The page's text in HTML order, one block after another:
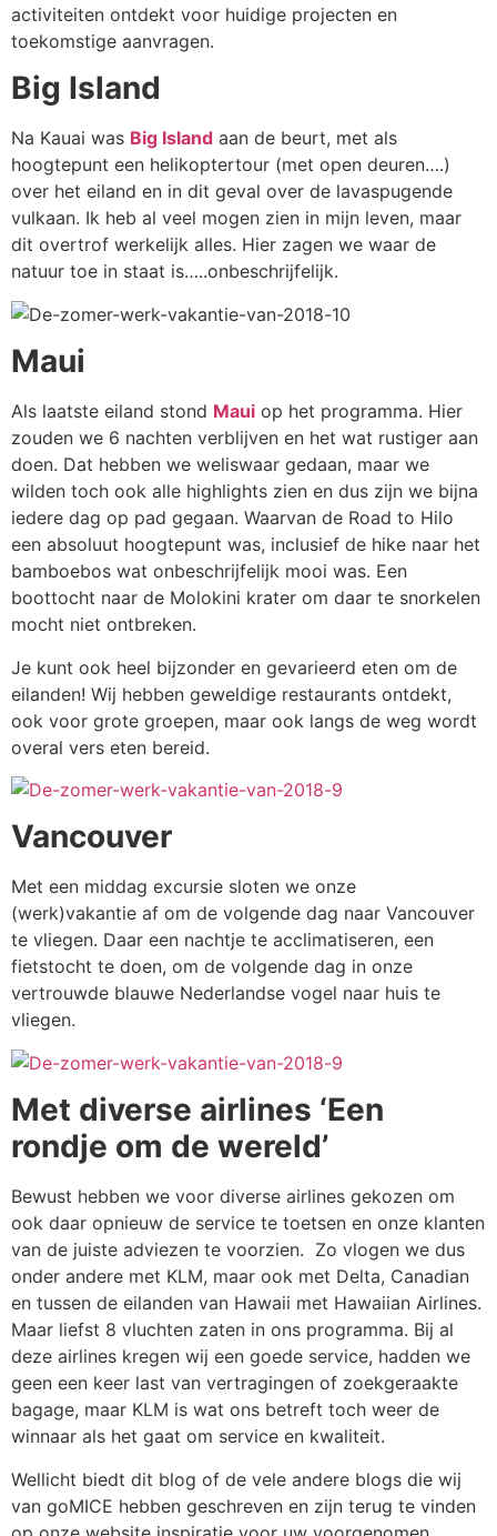
activiteiten ontdekt voor huidige projecten en
toekomstige aanvragen.
Big Island
Na Kauai was Big Island aan de beurt, met als
hoogtepunt een helikoptertour (met open deuren….)
over het eiland en in dit geval over de lavaspugende
vulkaan. Ik heb al veel mogen zien in mijn leven, maar
dit overtrof werkelijk alles. Hier zagen we waar de
natuur toe in staat is…..onbeschrijfelijk.
Maui
Als laatste eiland stond Maui op het programma. Hier
zouden we 6 nachten verblijven en het wat rustiger aan
doen. Dat hebben we weliswaar gedaan, maar we
wilden toch ook alle highlights zien en dus zijn we bijna
iedere dag op pad gegaan. Waarvan de Road to Hilo
een absoluut hoogtepunt was, inclusief de hike naar het
bamboebos wat onbeschrijfelijk mooi was. Een
boottocht naar de Molokini krater om daar te snorkelen
mocht niet ontbreken.
Je kunt ook heel bijzonder en gevarieerd eten om de
eilanden! Wij hebben geweldige restaurants ontdekt,
ook voor grote groepen, maar ook langs de weg wordt
overal vers eten bereid.
Vancouver
Met een middag excursie sloten we onze
(werk)vakantie af om de volgende dag naar Vancouver
te vliegen. Daar een nachtje te acclimatiseren, een
fietstocht te doen, om de volgende dag in onze
vertrouwde blauwe Nederlandse vogel naar huis te
vliegen.
Met diverse airlines ‘Een
rondje om de wereld’
Bewust hebben we voor diverse airlines gekozen om
ook daar opnieuw de service te toetsen en onze klanten
van de juiste adviezen te voorzien. Zo vlogen we dus
onder andere met KLM, maar ook met Delta, Canadian
en tussen de eilanden van Hawaii met Hawaiian Airlines.
Maar liefst 8 vluchten zaten in ons programma. Bij al
deze airlines kregen wij een goede service, hadden we
geen een keer last van vertragingen of zoekgeraakte
bagage, maar KLM is wat ons betreft toch weer de
winnaar als het gaat om service en kwaliteit.
Wellicht biedt dit blog of de vele andere blogs die wij
van goMICE hebben geschreven en zijn terug te vinden